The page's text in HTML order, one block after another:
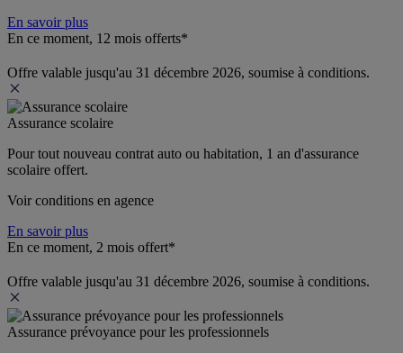
En savoir plus
En ce moment, 12 mois offerts*
Offre valable jusqu'au 31 décembre 2026, soumise à conditions.
Assurance scolaire
Pour tout nouveau contrat auto ou habitation, 1 an d'assurance
scolaire offert.
Voir conditions en agence
En savoir plus
En ce moment, 2 mois offert*
Offre valable jusqu'au 31 décembre 2026, soumise à conditions.
Assurance prévoyance pour les professionnels